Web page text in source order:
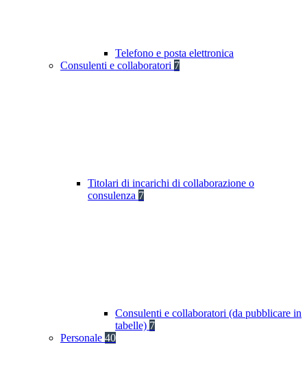
Telefono e posta elettronica
Consulenti e collaboratori 7
Titolari di incarichi di collaborazione o
consulenza 7
Consulenti e collaboratori (da pubblicare in
tabelle) 7
Personale 40